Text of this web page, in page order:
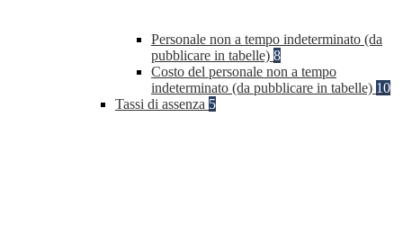
Personale non a tempo indeterminato (da
pubblicare in tabelle) 8
Costo del personale non a tempo
indeterminato (da pubblicare in tabelle) 10
Tassi di assenza 5